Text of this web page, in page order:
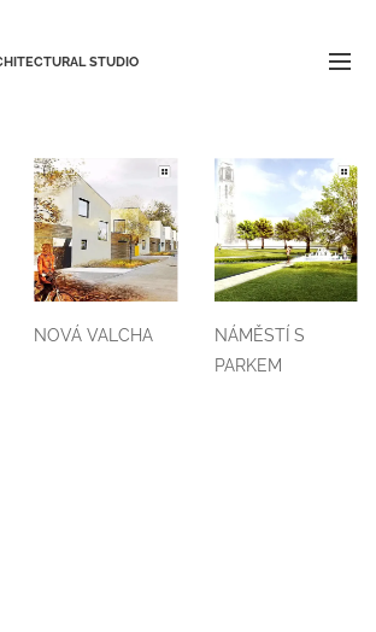
STUDIO
NOVÁ VALCHA
NÁMĚSTÍ S
PARKEM